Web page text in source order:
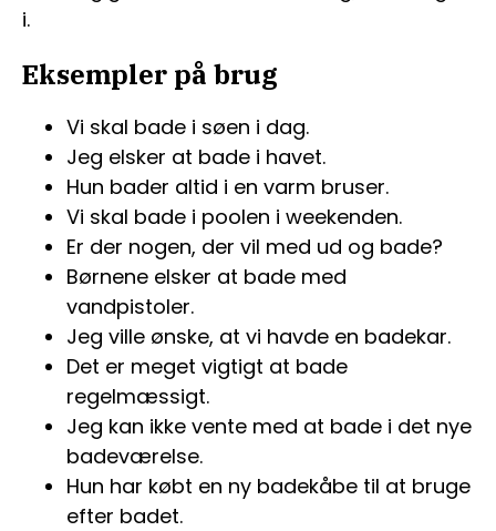
i.
Eksempler på brug
Vi skal bade i søen i dag.
Jeg elsker at bade i havet.
Hun bader altid i en varm bruser.
Vi skal bade i poolen i weekenden.
Er der nogen, der vil med ud og bade?
Børnene elsker at bade med
vandpistoler.
Jeg ville ønske, at vi havde en badekar.
Det er meget vigtigt at bade
regelmæssigt.
Jeg kan ikke vente med at bade i det nye
badeværelse.
Hun har købt en ny badekåbe til at bruge
efter badet.